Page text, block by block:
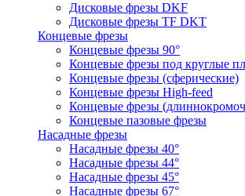
Дисковые фрезы DKF
Дисковые фрезы TF DKT
Концевые фрезы
Концевые фрезы 90°
Концевые фрезы под круглые
Концевые фрезы (сферические)
Концевые фрезы High-feed
Концевые фрезы
Концевые пазовые фрезы
Насадные фрезы
Насадные фрезы 40°
Насадные фрезы 44°
Насадные фрезы 45°
Насадные фрезы 67°